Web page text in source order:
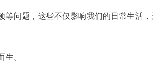
问题，这些不仅影响我们的日常生活，
。